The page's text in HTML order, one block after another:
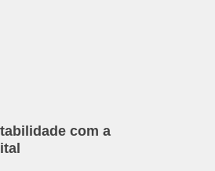
com a